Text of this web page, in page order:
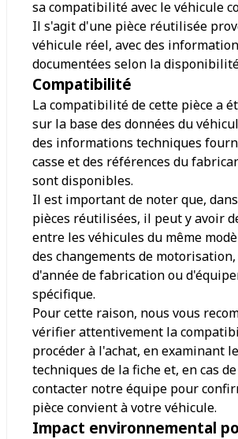
sa compatibilité avec le véhicule
Il s'agit d'une pièce réutilisée
véhicule réel, avec des
documentées selon la
Compatibilité
La compatibilité de cette pièce a
sur la base des données du
des informations techniques
casse et des références du
sont disponibles.
Il est important de noter que,
pièces réutilisées, il peut y avoir
entre les véhicules du même
des changements de
d'année de fabrication ou
spécifique.
Pour cette raison, nous vous
vérifier attentivement la
procéder à l'achat, en examinant
techniques de la fiche et, en cas
contacter notre équipe pour
pièce convient à votre véhicule.
Impact environnemental